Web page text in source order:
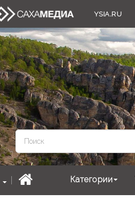
YSIA.RU
Категории